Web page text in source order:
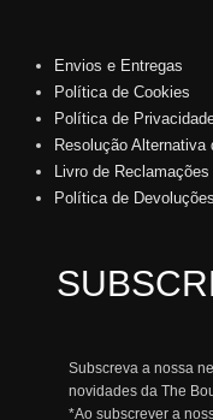
Envios e Entregas
Política de Cookies
Política de
Resolução Alternativa
Livro de Reclamações
Política de Devoluções
Subscreva a nossa
novidades da The
*Ao subscrever a